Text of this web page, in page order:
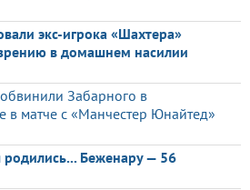
экс-игрока «Шахтера»
в домашнем насилии
Забарного в
в матче с «Манчестер Юнайтед»
родились... Беженару — 56